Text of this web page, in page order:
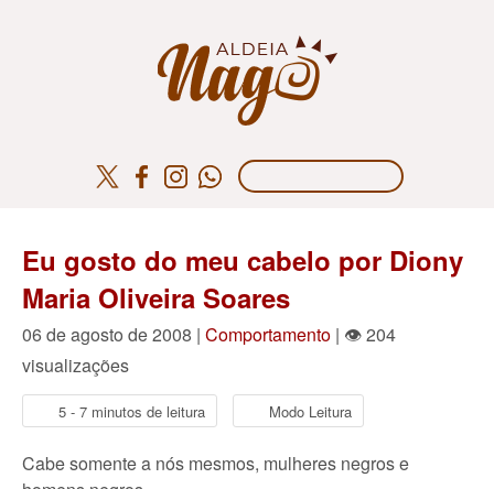
Eu gosto do meu cabelo por Diony
Maria Oliveira Soares
06 de agosto de 2008 | Comportamento | 👁 204
visualizações
5 - 7 minutos de leitura Modo Leitura
Cabe somente a nós mesmos, mulheres negros e